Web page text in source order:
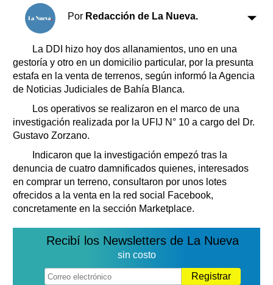
Clasificados
Horóscopo
Servicios
Farmacias
Transportes
Loterías
Datos Útiles
Fúnebres
Teléfonos de urgencia
Por Redacción de La Nueva.
La DDI hizo hoy dos allanamientos, uno en una
gestoría y otro en un domicilio particular, por la presunta
estafa en la venta de terrenos, según informó la Agencia
de Noticias Judiciales de Bahía Blanca.
Los operativos se realizaron en el marco de una
investigación realizada por la UFIJ N° 10 a cargo del Dr.
Gustavo Zorzano.
Indicaron que la investigación empezó tras la
denuncia de cuatro damnificados quienes, interesados
en comprar un terreno, consultaron por unos lotes
ofrecidos a la venta en la red social Facebook,
concretamente en la sección Marketplace.
Recibí los Newsletters de La Nueva
sin costo
Registrar